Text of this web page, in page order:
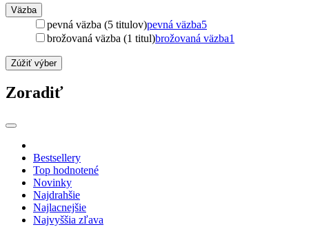
Väzba
pevná väzba (5 titulov)pevná väzba5
brožovaná väzba (1 titul)brožovaná väzba1
Zúžiť výber
Zoradiť
Bestsellery
Top hodnotené
Novinky
Najdrahšie
Najlacnejšie
Najvyššia zľava